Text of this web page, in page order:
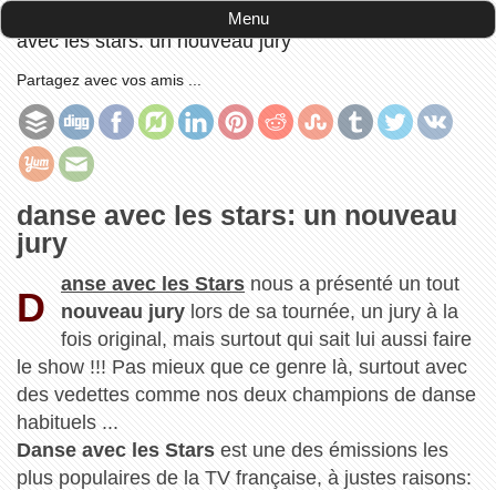
Musique,TV et autres peoples
avec les stars: un nouveau jury
Partagez avec vos amis ...
danse avec les stars: un nouveau
jury
D
anse avec les Stars nous a présenté un tout
nouveau jury lors de sa tournée, un jury à la
fois original, mais surtout qui sait lui aussi faire
le show !!! Pas mieux que ce genre là, surtout avec
des vedettes comme nos deux champions de danse
habituels ...
Danse avec les Starsest une des émissions les
plus populaires de la TV française, à justes raisons:
Menu